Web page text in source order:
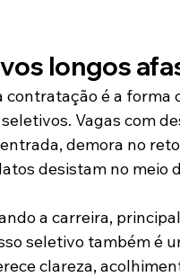
longos
é a forma
Vagas com
demora no
desistam no meio
a carreira,
seletivo também é
clareza,